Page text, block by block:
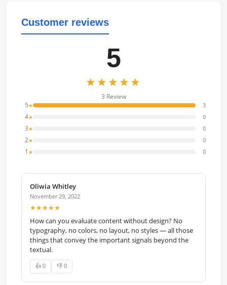
Customer reviews
5
★★★★★
3 Review
5★ 3
4★ 0
3★ 0
2★ 0
1 ★ 0
Oliwia Whitley
November 29, 2022
★★★★★
How can you evaluate content without design? No
typography, no colors, no layout, no styles — all those
things that convey the important signals beyond the
textual.
👍 0 👎 0